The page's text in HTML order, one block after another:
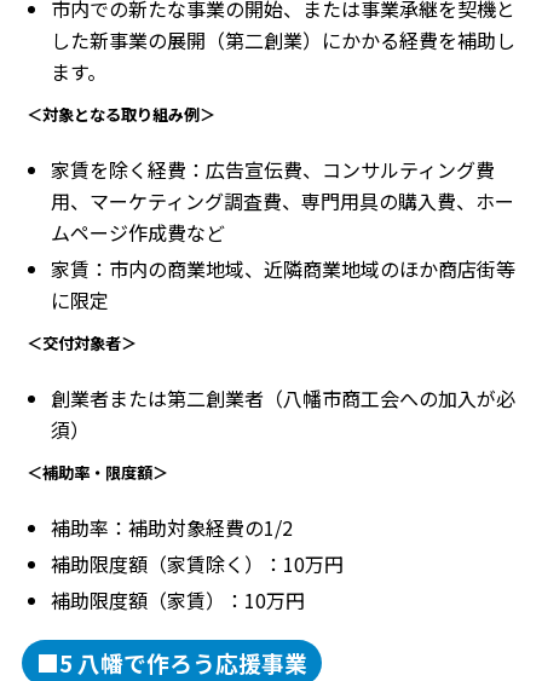
市内での新たな事業の開始、または事業承継を契機と
した新事業の展開（第二創業）にかかる経費を補助し
ます。
＜対象となる取り組み例＞
家賃を除く経費：広告宣伝費、コンサルティング費
用、マーケティング調査費、専門用具の購入費、ホー
ムページ作成費など
家賃：市内の商業地域、近隣商業地域のほか商店街等
に限定
＜交付対象者＞
創業者または第二創業者（八幡市商工会への加入が必
須）
＜補助率・限度額＞
補助率：補助対象経費の1/2
補助限度額（家賃除く）：10万円
補助限度額（家賃）：10万円
■5 八幡で作ろう応援事業